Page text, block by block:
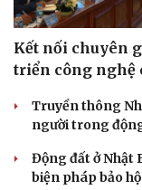
Kết nối chuyên
triển công nghệ
Truyền thông
người trong
Động đất ở Nhật
biện pháp bảo